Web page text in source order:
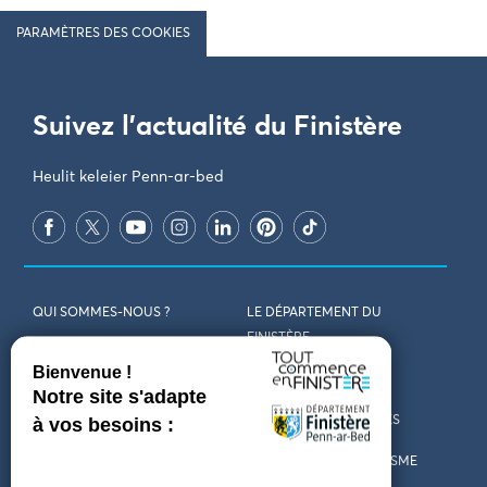
PARAMÈTRES DES COOKIES
Suivez l'actualité du Finistère
Heulit keleier Penn-ar-bed
QUI SOMMES-NOUS ?
LE DÉPARTEMENT DU
FINISTÈRE
REJOIGNEZ-NOUS VENIR EN FINISTÈRE
CONTACT CARTES ET BROCHURES
LES OFFICES DE TOURISME